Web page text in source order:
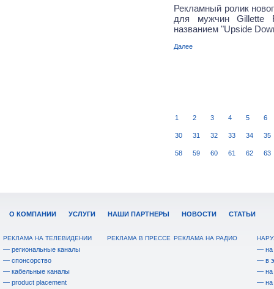
Рекламный ролик
для мужчин Gillette
названием "Upside
Далее
1 2 3 4 5 6
30 31 32 33 34 35
58 59 60 61 62 63
О КОМПАНИИ УСЛУГИ НАШИ ПАРТНЕРЫ НОВОСТИ СТАТЬИ
РЕКЛАМА НА ТЕЛЕВИДЕНИИ
— региональные каналы
— спонсорство
— кабельные каналы
— product placement
РЕКЛАМА В ПРЕССЕ РЕКЛАМА НА РАДИО
— на
— в
— на
— на